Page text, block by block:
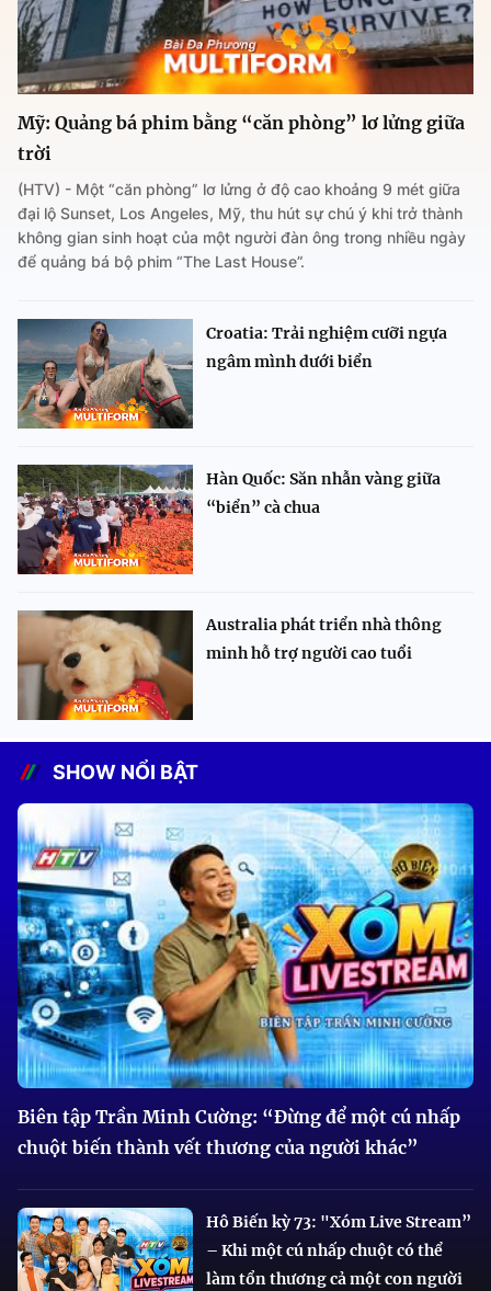
Mỹ: Quảng bá phim bằng “căn phòng” lơ lửng giữa
trời
(HTV) - Một “căn phòng” lơ lửng ở độ cao khoảng 9 mét giữa
đại lộ Sunset, Los Angeles, Mỹ, thu hút sự chú ý khi trở thành
không gian sinh hoạt của một người đàn ông trong nhiều ngày
để quảng bá bộ phim “The Last House”.
Croatia: Trải nghiệm cưỡi ngựa
ngâm mình dưới biển
Hàn Quốc: Săn nhẫn vàng giữa
“biển” cà chua
Australia phát triển nhà thông
minh hỗ trợ người cao tuổi
SHOW NỔI BẬT
Biên tập Trần Minh Cường: “Đừng để một cú nhấp
chuột biến thành vết thương của người khác”
Hô Biến kỳ 73: "Xóm Live Stream”
– Khi một cú nhấp chuột có thể
làm tổn thương cả một con người